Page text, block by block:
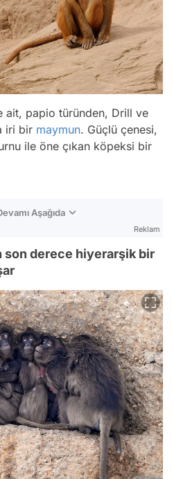
ait, papio türünden, Drill ve
iri bir maymun. Güçlü çenesi,
ile öne çıkan köpeksi bir
Aşağıda
Reklam
son derece hiyerarşik bir